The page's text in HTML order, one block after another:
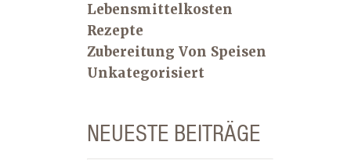
Lebensmittelkosten
Rezepte
Zubereitung Von Speisen
Unkategorisiert
NEUESTE BEITRÄGE